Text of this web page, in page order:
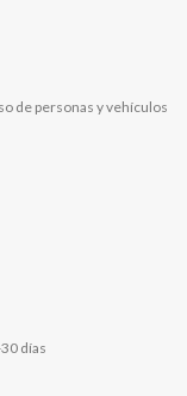
de personas y vehículos
días